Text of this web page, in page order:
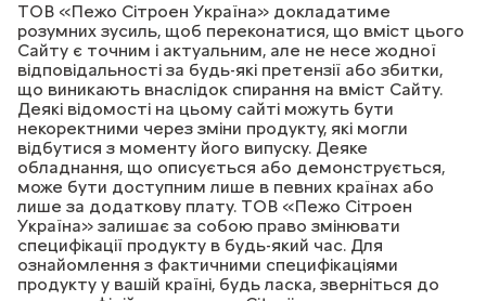
ТОВ «Пежо Сітроен Україна» докладатиме
розумних зусиль, щоб переконатися, що вміст цього
Сайту є точним і актуальним, але не несе жодної
відповідальності за будь-які претензії або збитки,
що виникають внаслідок спирання на вміст Сайту.
Деякі відомості на цьому сайті можуть бути
некоректними через зміни продукту, які могли
відбутися з моменту його випуску. Деяке
обладнання, що описується або демонструється,
може бути доступним лише в певних країнах або
лише за додаткову плату. ТОВ «Пежо Сітроен
Україна» залишає за собою право змінювати
специфікації продукту в будь-який час. Для
ознайомлення з фактичними специфікаціями
продукту у вашій країні, будь ласка, зверніться до